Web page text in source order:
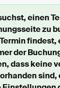
einen
zu
findest,
der
dass keine
sind,